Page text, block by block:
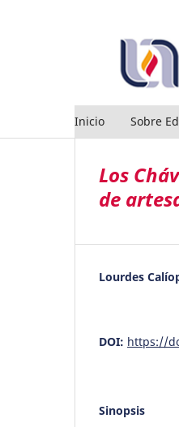
Inicio Sobre
Los
de
Lourdes
DOI: https://
Sinopsis